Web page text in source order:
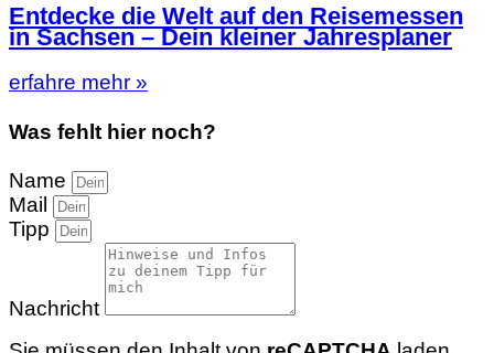
Entdecke die Welt auf den Reisemessen
in Sachsen – Dein kleiner Jahresplaner
erfahre mehr »
Was fehlt hier noch?
Name
Mail
Tipp
Nachricht